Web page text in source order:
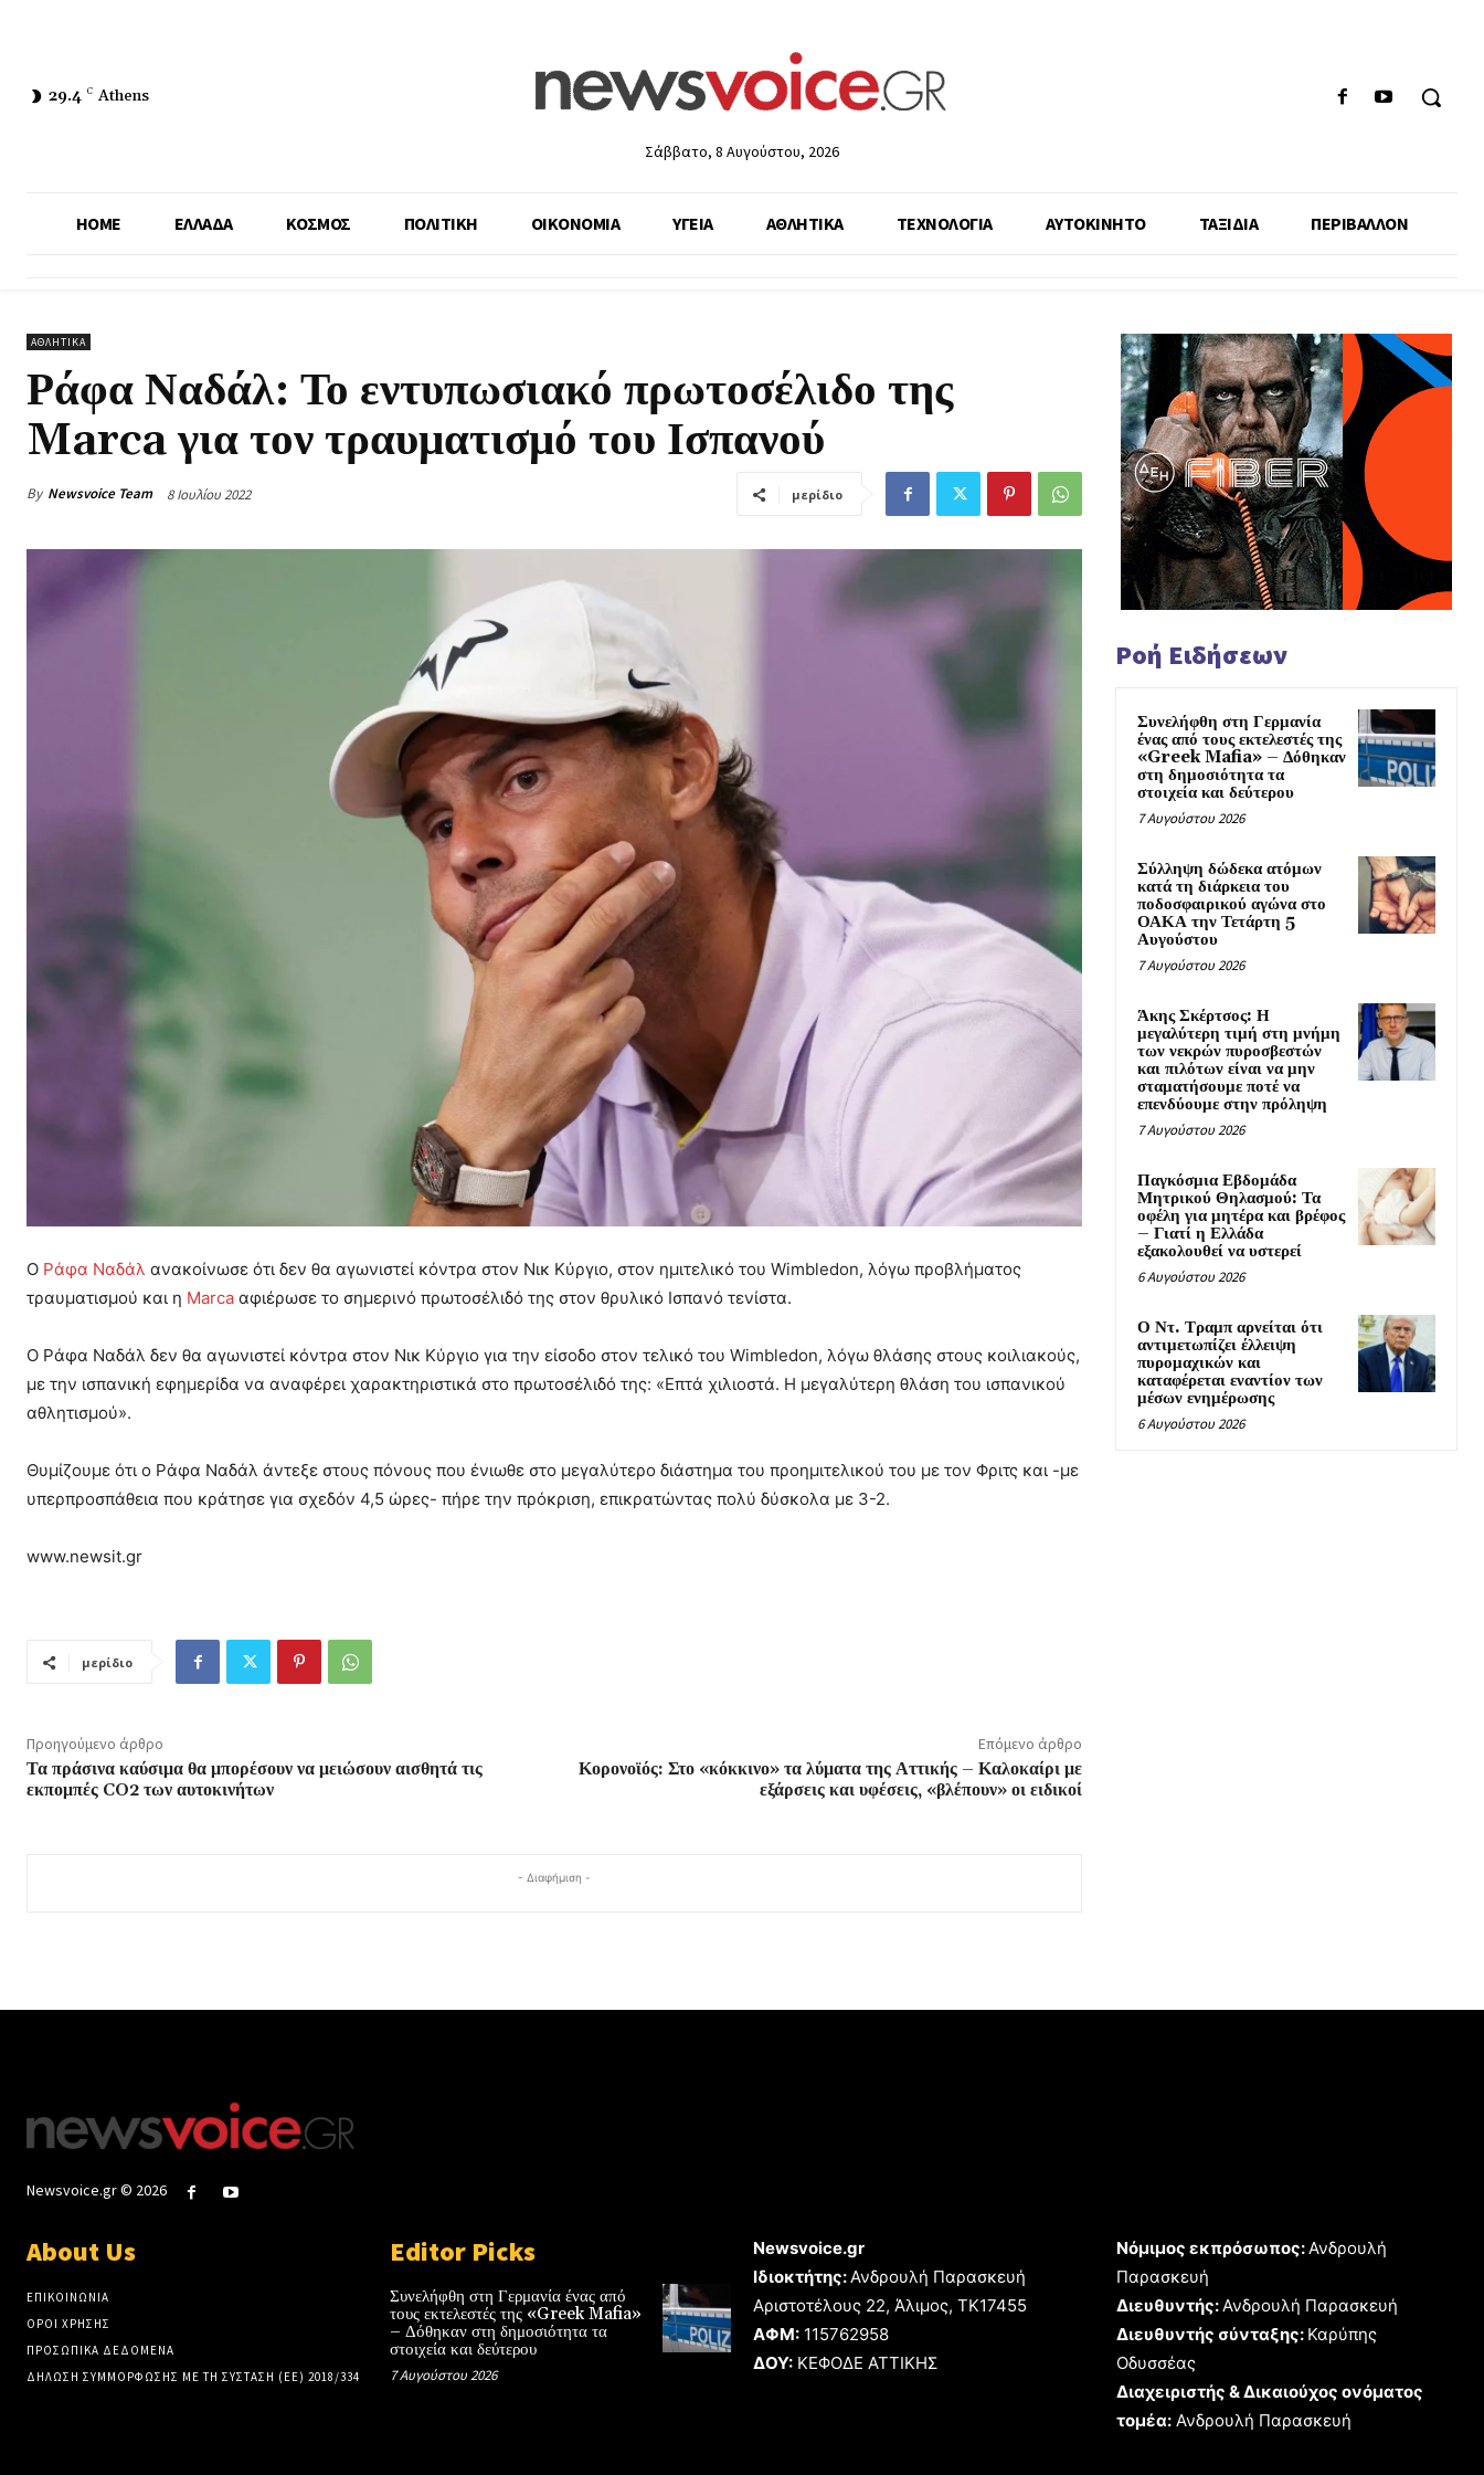
29.4 C Athens
Σάββατο, 8 Αυγούστου, 2026
HOME ΕΛΛΑΔΑ ΚΟΣΜΟΣ ΠΟΛΙΤΙΚΗ ΟΙΚΟΝΟΜΙΑ ΥΓΕΙΑ ΑΘΛΗΤΙΚΑ ΤΕΧΝΟΛΟΓΙΑ ΑΥΤΟΚΙΝΗΤΟ ΤΑΞΙΔΙΑ ΠΕΡΙΒΑΛΛΟΝ
ΑΘΛΗΤΙΚΑ
Ράφα Ναδάλ: Το εντυπωσιακό πρωτοσέλιδο της
Marca για τον τραυματισμό του Ισπανού
By Newsvoice Team 8 Ιουλίου 2022 μερίδιο
Ο Ράφα Ναδάλ ανακοίνωσε ότι δεν θα αγωνιστεί κόντρα στον Νικ Κύργιο, στον ημιτελικό του Wimbledon, λόγω προβλήματος
τραυματισμού και η Marca αφιέρωσε το σημερινό πρωτοσέλιδό της στον θρυλικό Ισπανό τενίστα.
Ο Ράφα Ναδάλ δεν θα αγωνιστεί κόντρα στον Νικ Κύργιο για την είσοδο στον τελικό του Wimbledon, λόγω θλάσης στους κοιλιακούς,
με την ισπανική εφημερίδα να αναφέρει χαρακτηριστικά στο πρωτοσέλιδό της: «Επτά χιλιοστά. Η μεγαλύτερη θλάση του ισπανικού
αθλητισμού».
Θυμίζουμε ότι ο Ράφα Ναδάλ άντεξε στους πόνους που ένιωθε στο μεγαλύτερο διάστημα του προημιτελικού του με τον Φριτς και -με
υπερπροσπάθεια που κράτησε για σχεδόν 4,5 ώρες- πήρε την πρόκριση, επικρατώντας πολύ δύσκολα με 3-2.
www.newsit.gr
μερίδιο
Προηγούμενο άρθρο
Τα πράσινα καύσιμα θα μπορέσουν να μειώσουν αισθητά τις
εκπομπές CO2 των αυτοκινήτων
Επόμενο άρθρο
Κορονοϊός: Στο «κόκκινο» τα λύματα της Αττικής – Καλοκαίρι με
εξάρσεις και υφέσεις, «βλέπουν» οι ειδικοί
- Διαφήμιση -
Ροή Ειδήσεων
Συνελήφθη στη Γερμανία
ένας από τους εκτελεστές της
«Greek Mafia» – Δόθηκαν
στη δημοσιότητα τα
στοιχεία και δεύτερου
7 Αυγούστου 2026
Σύλληψη δώδεκα ατόμων
κατά τη διάρκεια του
ποδοσφαιρικού αγώνα στο
ΟΑΚΑ την Τετάρτη 5
Αυγούστου
7 Αυγούστου 2026
Άκης Σκέρτσος: Η
μεγαλύτερη τιμή στη μνήμη
των νεκρών πυροσβεστών
και πιλότων είναι να μην
σταματήσουμε ποτέ να
επενδύουμε στην πρόληψη
7 Αυγούστου 2026
Παγκόσμια Εβδομάδα
Μητρικού Θηλασμού: Τα
οφέλη για μητέρα και βρέφος
– Γιατί η Ελλάδα
εξακολουθεί να υστερεί
6 Αυγούστου 2026
Ο Ντ. Τραμπ αρνείται ότι
αντιμετωπίζει έλλειψη
πυρομαχικών και
καταφέρεται εναντίον των
μέσων ενημέρωσης
6 Αυγούστου 2026
Newsvoice.gr © 2026
About Us
ΕΠΙΚΟΙΝΩΝΙΑ
ΟΡΟΙ ΧΡΗΣΗΣ
ΠΡΟΣΩΠΙΚΑ ΔΕΔΟΜΕΝΑ
ΔΗΛΩΣΗ ΣΥΜΜΟΡΦΩΣΗΣ ΜΕ ΤΗ ΣΥΣΤΑΣΗ (ΕΕ) 2018/334
Editor Picks
Συνελήφθη στη Γερμανία ένας από
τους εκτελεστές της «Greek Mafia»
– Δόθηκαν στη δημοσιότητα τα
στοιχεία και δεύτερου
7 Αυγούστου 2026
Newsvoice.gr
Ιδιοκτήτης:Ανδρουλή Παρασκευή
Αριστοτέλους 22, Άλιμος, TK17455
ΑΦΜ: 115762958
ΔΟΥ: ΚΕΦΟΔΕ ΑΤΤΙΚΗΣ
Νόμιμος εκπρόσωπος:Ανδρουλή
Παρασκευή
Διευθυντής:Ανδρουλή Παρασκευή
Διευθυντής σύνταξης: Καρύπης
Οδυσσέας
Διαχειριστής & Δικαιούχος ονόματος
τομέα: Ανδρουλή Παρασκευή